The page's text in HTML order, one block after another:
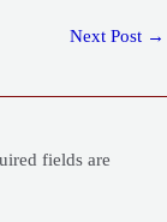
Next Post →
fields are